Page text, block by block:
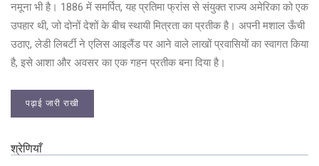
नमूना भी है। 1886 में समर्पित, यह प्रतिमा फ्रांस से संयुक्त राज्य अमेरिका को एक
उपहार थी, जो दोनों देशों के बीच स्थायी मित्रता का प्रतीक है। अपनी मशाल ऊँची
उठाए, लेडी लिबर्टी ने एलिस आइलैंड पर आने वाले लाखों प्रवासियों का स्वागत किया
है, इसे आशा और अवसर का एक गहन प्रतीक बना दिया है।
पढ़ाई जारी राखी
श्रेणियाँ